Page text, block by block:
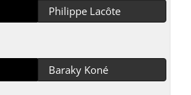
Philippe Lacôte
Baraky Koné